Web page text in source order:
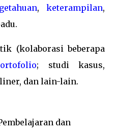
,keterampilan,
(kolaborasi beberapa
; studi kasus,
dan lain-lain.
dan